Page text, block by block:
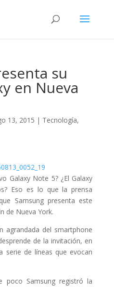
su
en Nueva
13, 2015 | Tecnología,
Galaxy Note 5? ¿El Galaxy
Eso es lo que la prensa
Samsung presenta este
de Nueva York.
agrandada del smartphone
de la invitación, en
serie de líneas que evocan
poco Samsung registró la